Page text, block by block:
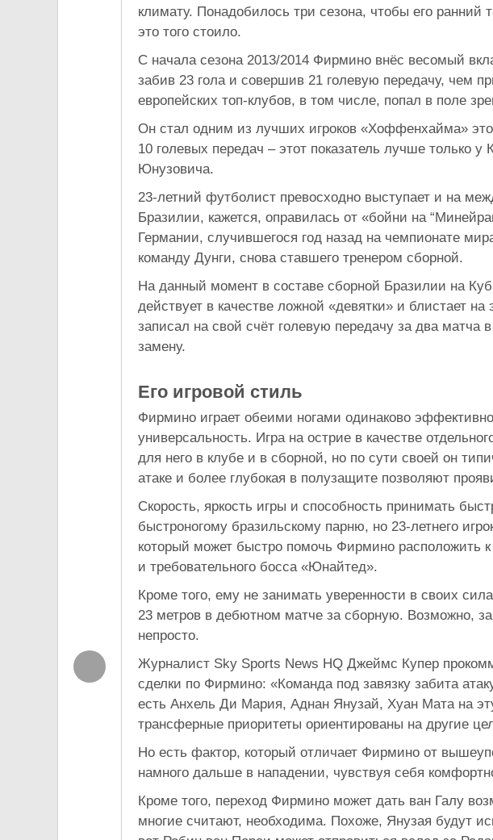
климату. Понадобилось три сезона, чтобы его ранний
это того стоило.
С начала сезона 2013/2014 Фирмино внёс весомый
забив 23 гола и совершив 21 голевую передачу, чем
европейских топ-клубов, в том числе, попал в поле
Он стал одним из лучших игроков «Хоффенхайма»
10 голевых передач – этот показатель лучше только
Юнузовича.
23-летний футболист превосходно выступает и на
Бразилии, кажется, оправилась от «бойни на
Германии, случившегося год назад на чемпионате
команду Дунги, снова ставшего тренером сборной.
На данный момент в составе сборной Бразилии на
действует в качестве ложной «девятки» и блистает
записал на свой счёт голевую передачу за два матча
замену.
Его игровой стиль
Фирмино играет обеими ногами одинаково
универсальность. Игра на острие в качестве
для него в клубе и в сборной, но по сути своей он
атаке и более глубокая в полузащите позволяют
Скорость, яркость игры и способность принимать
быстроногому бразильскому парню, но 23-летнего
который может быстро помочь Фирмино расположить
и требовательного босса «Юнайтед».
Кроме того, ему не занимать уверенности в своих
23 метров в дебютном матче за сборную. Возможно,
непросто.
Журналист Sky Sports News HQ Джеймс Купер
сделки по Фирмино: «Команда под завязку забита
есть Анхель Ди Мария, Аднан Янузай, Хуан Мата на
трансферные приоритеты ориентированы на другие
Но есть фактор, который отличает Фирмино от
намного дальше в нападении, чувствуя себя
Кроме того, переход Фирмино может дать ван Галу
многие считают, необходима. Похоже, Янузая будут